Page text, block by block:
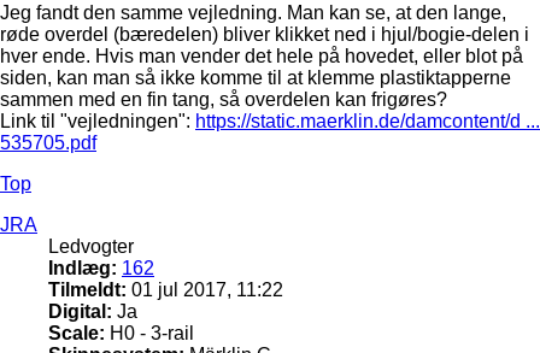
Jeg fandt den samme vejledning. Man kan se, at den lange,
røde overdel (bæredelen) bliver klikket ned i hjul/bogie-delen i
hver ende. Hvis man vender det hele på hovedet, eller blot på
siden, kan man så ikke komme til at klemme plastiktapperne
sammen med en fin tang, så overdelen kan frigøres?
Link til "vejledningen": https://static.maerklin.de/damcontent/d ...
535705.pdf
Top
JRA
Ledvogter
Indlæg: 162
Tilmeldt: 01 jul 2017, 11:22
Digital: Ja
Scale: H0 - 3-rail